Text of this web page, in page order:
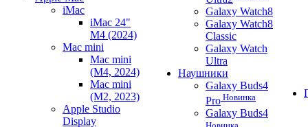
iMac
iMac 24"
M4 (2024)
Mac mini
Mac mini
(M4, 2024)
Mac mini
(M2, 2023)
Apple Studio
Display
Galaxy Watch8
Galaxy Watch8
Classic
Galaxy Watch
Ultra
Наушники
Galaxy Buds4
Pro Новинка
Galaxy Buds4
Новинка